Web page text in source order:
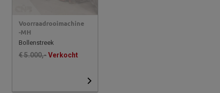
Voorraadrooimachine
-MH
Bollenstreek
€ 5.000,-Verkocht